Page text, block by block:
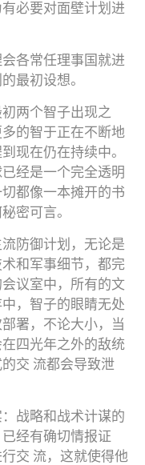
必要对面壁计划进
各常任理事国就进
最初设想。
两个智子出现之
的智于正在不断地
现在仍在持续中。
经是一个完全透明
都像一本摊开的书
密可言。
防御计划，无论是
和军事细节，都完
议室中，所有的文
，智子的眼睛无处
署，不论大小，当
四光年之外的敌统
交 流都会导致泄
战略和战术计谋的
经有确切情报证
交 流，这就使得他